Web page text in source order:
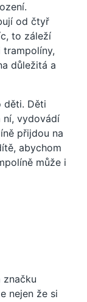
od čtyř
to záleží
důležitá a
děti. Děti
ní, vydovádí
přijdou na
abychom
může i
nejen že si